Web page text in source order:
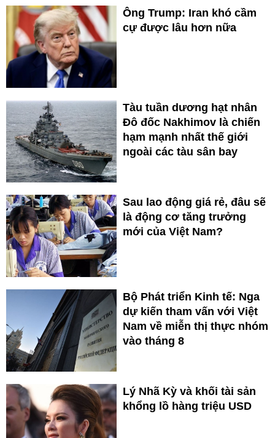
Ông Trump: Iran khó cầm
cự được lâu hơn nữa
Tàu tuần dương hạt nhân
Đô đốc Nakhimov là chiến
hạm mạnh nhất thế giới
ngoài các tàu sân bay
Sau lao động giá rẻ, đâu sẽ
là động cơ tăng trưởng
mới của Việt Nam?
Bộ Phát triển Kinh tế: Nga
dự kiến tham vấn với Việt
Nam về miễn thị thực nhóm
vào tháng 8
Lý Nhã Kỳ và khối tài sản
khổng lồ hàng triệu USD